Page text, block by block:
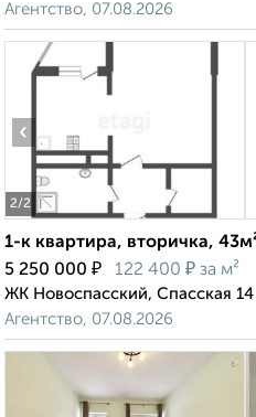
Агентство, 07.08.2026
2/2
‹
1-к квартира, вторичка,
5 250 000 ₽ 122 400 ₽ за м²
ЖК Новоспасский, Спасская 14
Агентство, 07.08.2026